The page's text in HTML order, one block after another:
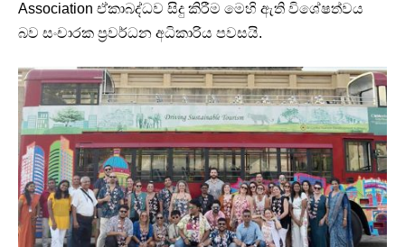
Association ඒකාබද්ධව සිදු කිරීම මෙහි ඇති විශේෂත්වය
බව සංචාරක ප්‍රවර්ධන අධිකාරිය පවසයි.